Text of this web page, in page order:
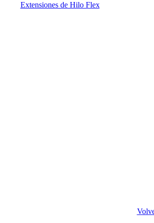
Extensiones de Hilo Flex